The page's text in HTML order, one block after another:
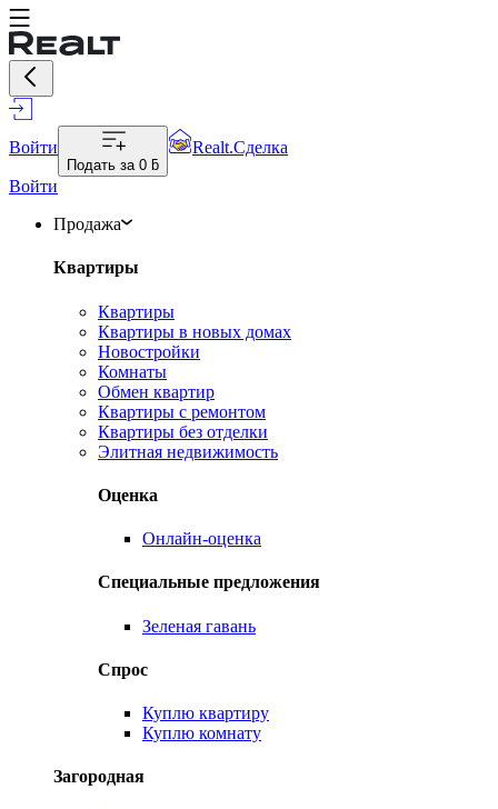
Войти
Подать за 0 ƃ
Realt.Сделка
Войти
Продажа
Квартиры
Квартиры
Квартиры в новых домах
Новостройки
Комнаты
Обмен квартир
Квартиры с ремонтом
Квартиры без отделки
Элитная недвижимость
Оценка
Онлайн-оценка
Специальные предложения
Зеленая гавань
Спрос
Куплю квартиру
Куплю комнату
Загородная